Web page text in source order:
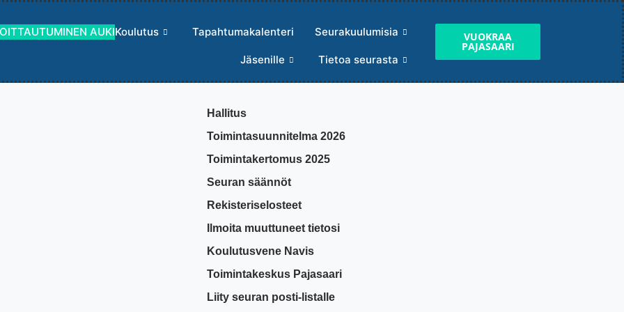
AUKIKoulutus Tapahtumakalenteri Seurakuulumisia
Jäsenille Tietoa seurasta
VUOKRAA
PAJASAARI
Hallitus
Toimintasuunnitelma 2026
Toimintakertomus 2025
Seuran säännöt
Rekisteriselosteet
Ilmoita muuttuneet tietosi
Koulutusvene Navis
Toimintakeskus Pajasaari
Liity seuran posti-listalle